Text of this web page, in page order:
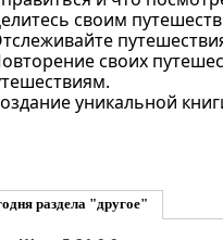
своим
своих
уникальной
раздела "другое"